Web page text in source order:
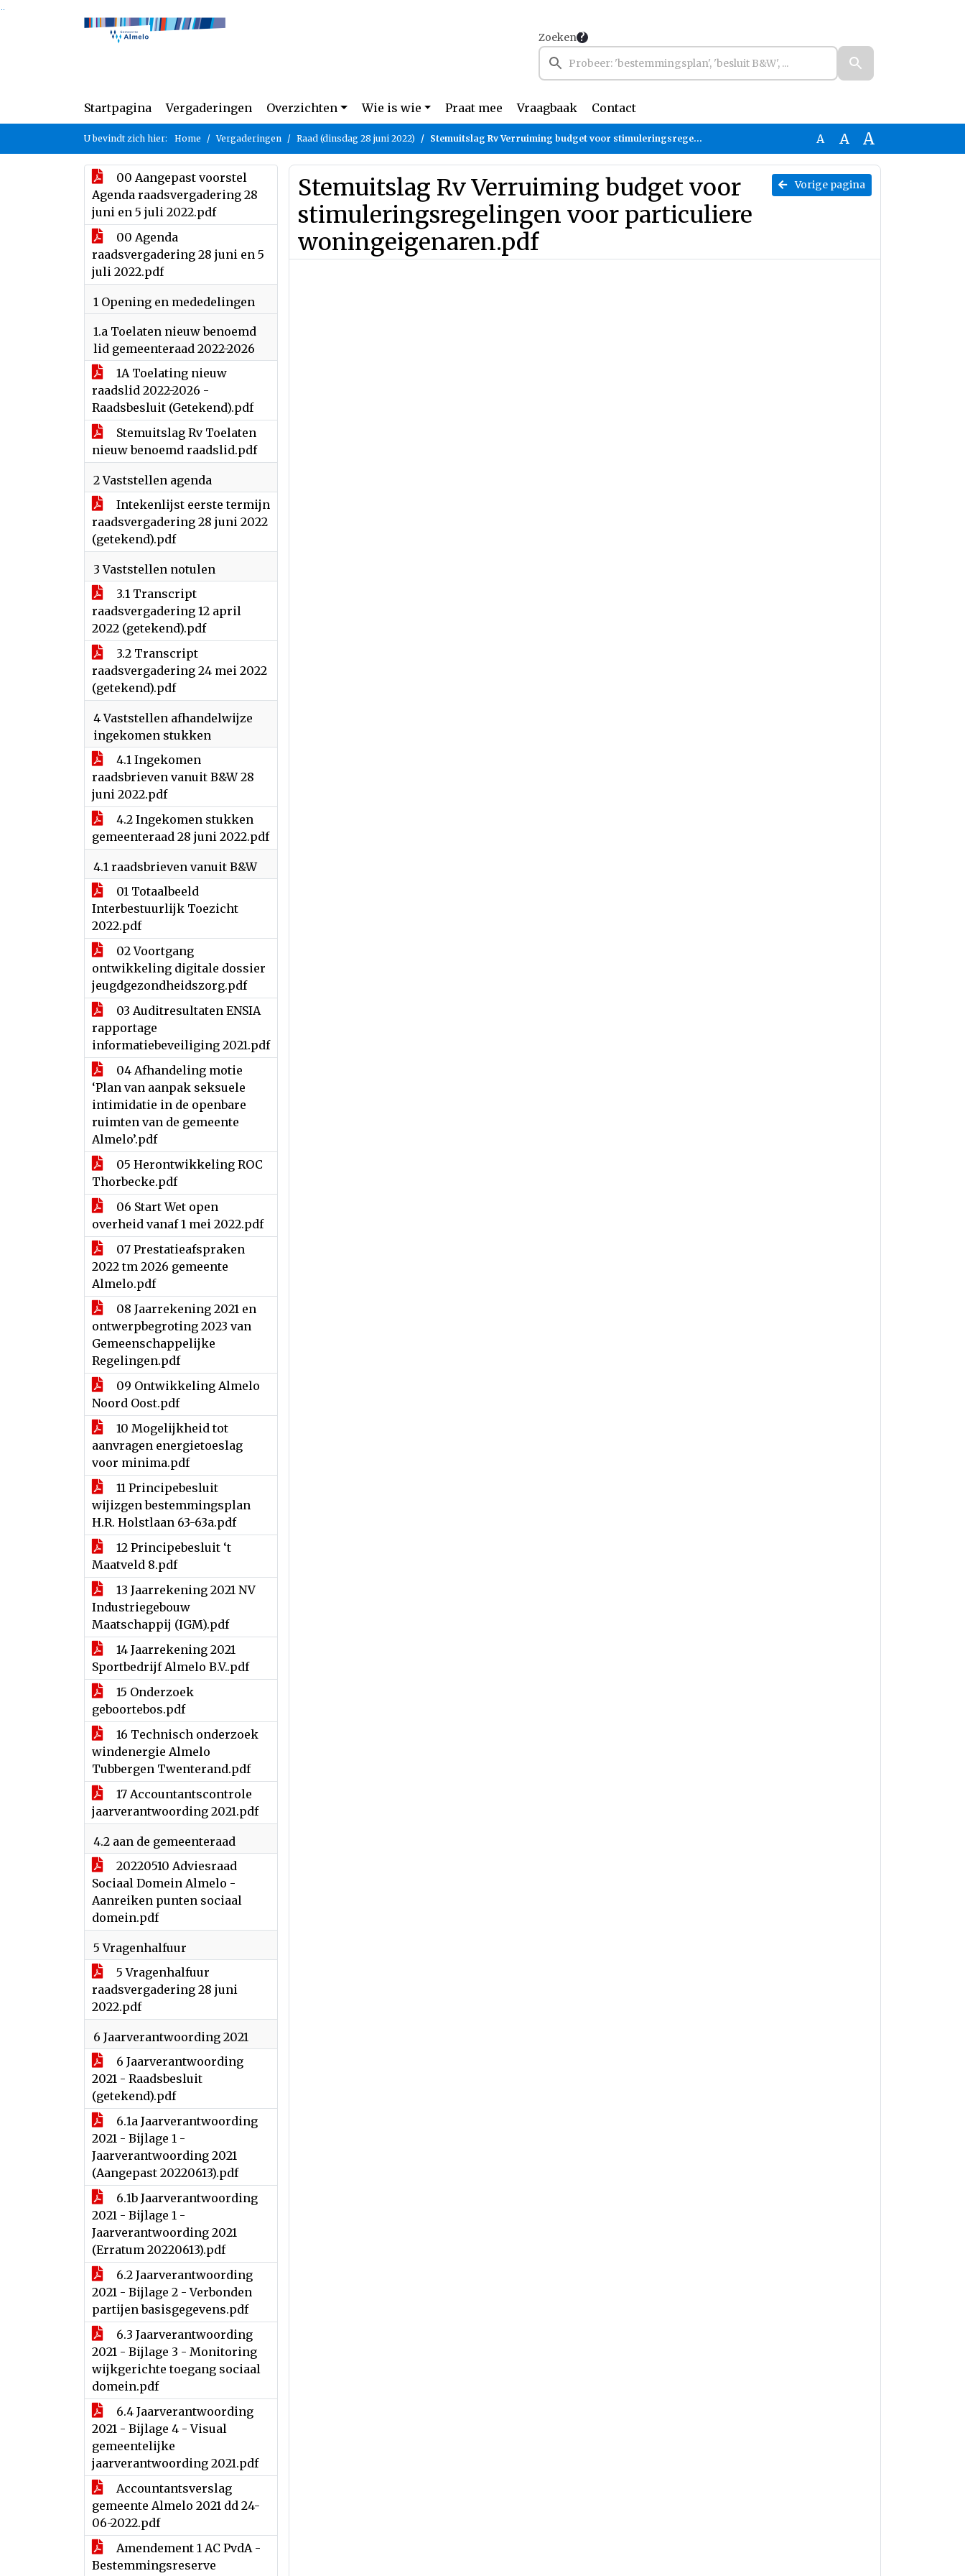
Ga naar de inhoud van deze pagina
Ga naar het zoeken
Ga naar het menu
Zoeken
Startpagina Vergaderingen Overzichten Wie is wie Praat mee Vraagbaak Contact
U bevindt zich hier: Home Vergaderingen Raad (dinsdag 28 juni 2022) Stemuitslag Rv Verruiming budget voor stimuleringsregelingen voor particuliere woningeigenaren.pdf A A A
00 Aangepast voorstel
Agenda raadsvergadering 28
juni en 5 juli 2022.pdf
00 Agenda
raadsvergadering 28 juni en 5
juli 2022.pdf
1 Opening en mededelingen
1.a Toelaten nieuw benoemd
lid gemeenteraad 2022-2026
1A Toelating nieuw
raadslid 2022-2026 -
Raadsbesluit (Getekend).pdf
Stemuitslag Rv Toelaten
nieuw benoemd raadslid.pdf
2 Vaststellen agenda
Intekenlijst eerste termijn
raadsvergadering 28 juni 2022
(getekend).pdf
3 Vaststellen notulen
3.1 Transcript
raadsvergadering 12 april
2022 (getekend).pdf
3.2 Transcript
raadsvergadering 24 mei 2022
(getekend).pdf
4 Vaststellen afhandelwijze
ingekomen stukken
4.1 Ingekomen
raadsbrieven vanuit B&W 28
juni 2022.pdf
4.2 Ingekomen stukken
gemeenteraad 28 juni 2022.pdf
4.1 raadsbrieven vanuit B&W
01 Totaalbeeld
Interbestuurlijk Toezicht
2022.pdf
02 Voortgang
ontwikkeling digitale dossier
jeugdgezondheidszorg.pdf
03 Auditresultaten ENSIA
rapportage
informatiebeveiliging 2021.pdf
04 Afhandeling motie
‘Plan van aanpak seksuele
intimidatie in de openbare
ruimten van de gemeente
Almelo’.pdf
05 Herontwikkeling ROC
Thorbecke.pdf
06 Start Wet open
overheid vanaf 1 mei 2022.pdf
07 Prestatieafspraken
2022 tm 2026 gemeente
Almelo.pdf
08 Jaarrekening 2021 en
ontwerpbegroting 2023 van
Gemeenschappelijke
Regelingen.pdf
09 Ontwikkeling Almelo
Noord Oost.pdf
10 Mogelijkheid tot
aanvragen energietoeslag
voor minima.pdf
11 Principebesluit
wijizgen bestemmingsplan
H.R. Holstlaan 63-63a.pdf
12 Principebesluit ‘t
Maatveld 8.pdf
13 Jaarrekening 2021 NV
Industriegebouw
Maatschappij (IGM).pdf
14 Jaarrekening 2021
Sportbedrijf Almelo B.V..pdf
15 Onderzoek
geboortebos.pdf
16 Technisch onderzoek
windenergie Almelo
Tubbergen Twenterand.pdf
17 Accountantscontrole
jaarverantwoording 2021.pdf
4.2 aan de gemeenteraad
20220510 Adviesraad
Sociaal Domein Almelo -
Aanreiken punten sociaal
domein.pdf
5 Vragenhalfuur
5 Vragenhalfuur
raadsvergadering 28 juni
2022.pdf
6 Jaarverantwoording 2021
6 Jaarverantwoording
2021 - Raadsbesluit
(getekend).pdf
6.1a Jaarverantwoording
2021 - Bijlage 1 -
Jaarverantwoording 2021
(Aangepast 20220613).pdf
6.1b Jaarverantwoording
2021 - Bijlage 1 -
Jaarverantwoording 2021
(Erratum 20220613).pdf
6.2 Jaarverantwoording
2021 - Bijlage 2 - Verbonden
partijen basisgegevens.pdf
6.3 Jaarverantwoording
2021 - Bijlage 3 - Monitoring
wijkgerichte toegang sociaal
domein.pdf
6.4 Jaarverantwoording
2021 - Bijlage 4 - Visual
gemeentelijke
jaarverantwoording 2021.pdf
Accountantsverslag
gemeente Almelo 2021 dd 24-
06-2022.pdf
Amendement 1 AC PvdA -
Bestemmingsreserve
Vorige pagina
Stemuitslag Rv Verruiming budget voor
stimuleringsregelingen voor particuliere
woningeigenaren.pdf